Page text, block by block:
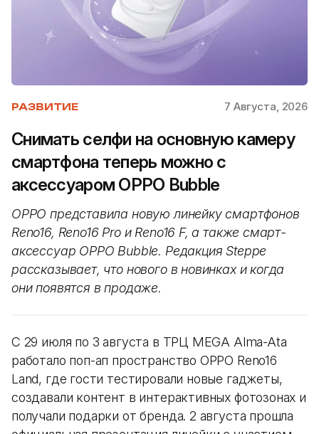
РАЗВИТИЕ 7 Августа, 2026
Снимать селфи на основную камеру
смартфона теперь можно с
аксессуаром OPPO Bubble
OPPO представила новую линейку смартфонов
Reno16, Reno16 Pro и Reno16 F, а также смарт-
аксессуар OPPO Bubble. Редакция Steppe
рассказывает, что нового в новинках и когда
они появятся в продаже.
С 29 июля по 3 августа в ТРЦ MEGA Alma-Ata
работало поп-ап пространство OPPO Reno16
Land, где гости тестировали новые гаджеты,
создавали контент в интерактивных фотозонах и
получали подарки от бренда. 2 августа прошла